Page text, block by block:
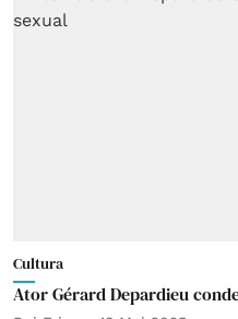
Cultura
Ator Gérard Depardieu